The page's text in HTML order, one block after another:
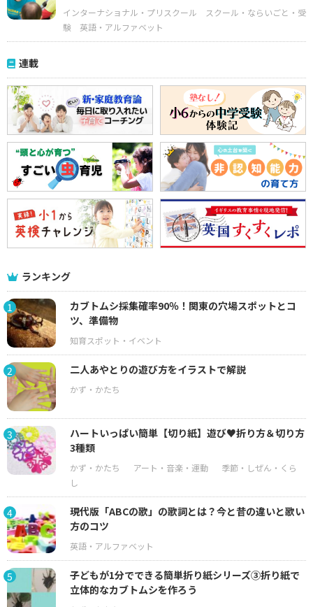
インターナショナル・プリスクール
スクール・ならいごと・受
験
英語・アルファベット
連載
ランキング
1
カブトムシ採集確率90％！関東の穴場スポットとコ
ツ、準備物
2 二人あやとりの遊び方をイラストで解説
3
ハートいっぱい簡単【切り紙】遊び♥折り方＆切り方
3種類
4
現代版「ABCの歌」の歌詞とは？今と昔の違いと歌い
方のコツ
5
子どもが1分でできる簡単折り紙シリーズ③折り紙で
立体的なカブトムシを作ろう